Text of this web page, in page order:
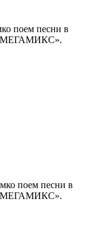
поем песни в
МЕГАМИКС».
поем песни в
МЕГАМИКС».